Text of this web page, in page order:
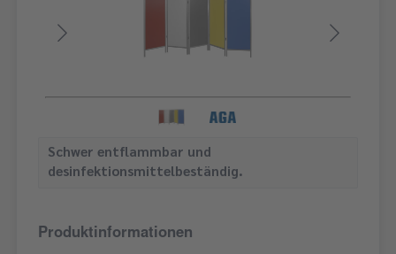
Schwer entflammbar und
desinfektionsmittelbeständig.
Produktinformationen